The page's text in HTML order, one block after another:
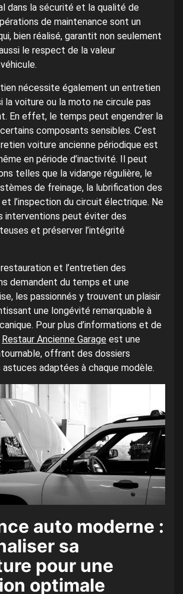
dans la sécurité et la qualité de
de maintenance sont un
bien réalisé, garantit non seulement
le respect de la valeur
nécessite également un entretien
la voiture ou la moto ne circule pas
En effet, le temps peut engendrer la
composants sensibles. C’est
voiture ancienne périodique est
en période d’inactivité. Il peut
telles que la vidange régulière, le
de freinage, la lubrification des
l’inspection du circuit électrique. Ne
interventions peut éviter des
et préserver l’intégrité
restauration et l’entretien des
demandent du temps et une
les passionnés y trouvent un plaisir
une longévité remarquable à
Pour plus d’informations et de
Restaur Ancienne Garage est une
offrant des dossiers
adaptées à chaque modèle.
auto moderne :
sa
pour une
optimale